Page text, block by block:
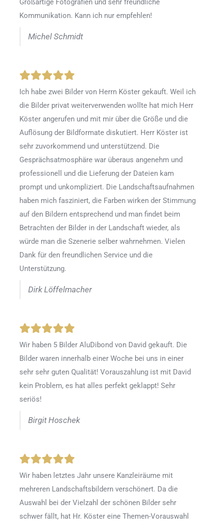
Großartige Fotografien und sehr freundliche
Kommunikation. Kann ich nur empfehlen!
Michel Schmidt
Ich habe zwei Bilder von Herrn Köster gekauft. Weil ich
die Bilder privat weiterverwenden wollte hat mich Herr
Köster angerufen und mit mir über die Größe und die
Auflösung der Bildformate diskutiert. Herr Köster ist
sehr zuvorkommend und unterstützend. Die
Gesprächsatmosphäre war überaus angenehm und
professionell und die Lieferung der Dateien kam
prompt und unkompliziert. Die Landschaftsaufnahmen
haben mich fasziniert, die Farben wirken der Stimmung
auf den Bildern entsprechend und man findet beim
Betrachten der Bilder in der Landschaft wieder, als
würde man die Szenerie selber wahrnehmen. Vielen
Dank für den freundlichen Service und die
Unterstützung.
Dirk Löffelmacher
Wir haben 5 Bilder AluDibond von David gekauft. Die
Bilder waren innerhalb einer Woche bei uns in einer
sehr sehr guten Qualität! Vorauszahlung ist mit David
kein Problem, es hat alles perfekt geklappt! Sehr
seriös!
Birgit Hoschek
Wir haben letztes Jahr unsere Kanzleiräume mit
mehreren Landschaftsbildern verschönert. Da die
Auswahl bei der Vielzahl der schönen Bilder sehr
schwer fällt, hat Hr. Köster eine Themen-Vorauswahl